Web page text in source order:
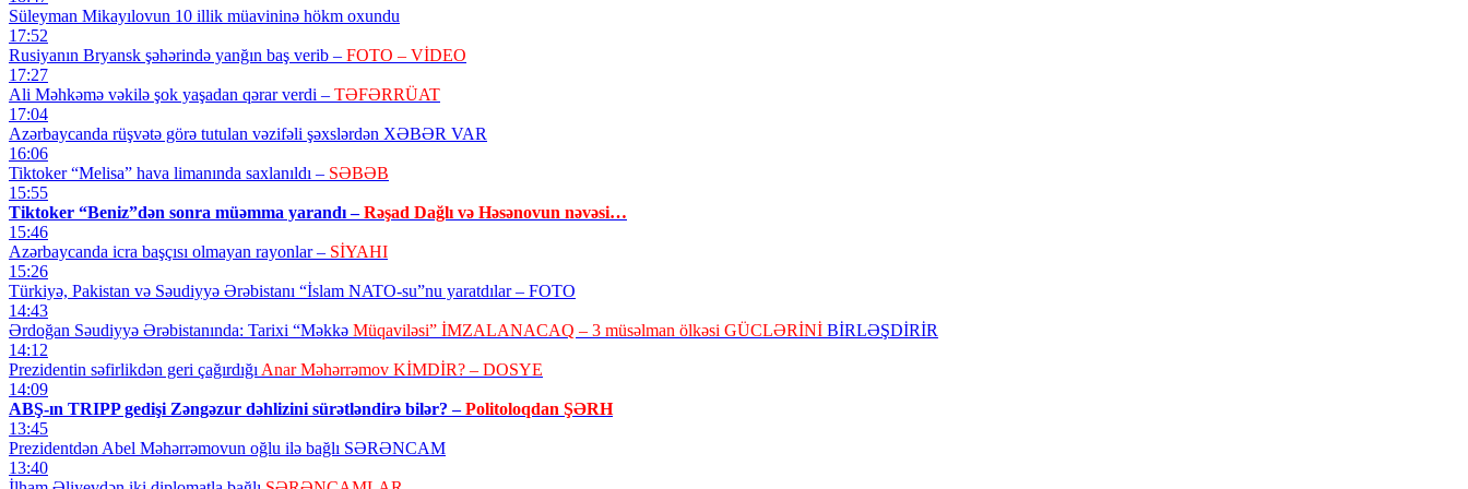
Süleyman Mikayılovun 10 illik müavininə hökm oxundu
17:52
Rusiyanın Bryansk şəhərində yanğın baş verib – FOTO – VİDEO
17:27
Ali Məhkəmə vəkilə şok yaşadan qərar verdi – TƏFƏRRÜAT
17:04
Azərbaycanda rüşvətə görə tutulan vəzifəli şəxslərdən XƏBƏR VAR
16:06
Tiktoker “Melisa” hava limanında saxlanıldı – SƏBƏB
15:55
Tiktoker “Beniz”dən sonra müəmma yarandı –Rəşad Dağlı və Həsənovun nəvəsi…
15:46
Azərbaycanda icra başçısı olmayan rayonlar – SİYAHI
15:26
Türkiyə, Pakistan və Səudiyyə Ərəbistanı “İslam NATO-su”nu yaratdılar – FOTO
14:43
Ərdoğan Səudiyyə Ərəbistanında: Tarixi “Məkkə Müqaviləsi” İMZALANACAQ – 3 müsəlman ölkəsi GÜCLƏRİNİ BİRLƏŞDİRİR
14:12
Prezidentin səfirlikdən geri çağırdığı Anar Məhərrəmov KİMDİR? – DOSYE
14:09
ABŞ-ın TRIPP gedişi Zəngəzur dəhlizini sürətləndirə bilər? –Politoloqdan ŞƏRH
13:45
Prezidentdən Abel Məhərrəmovun oğlu ilə bağlı SƏRƏNCAM
13:40